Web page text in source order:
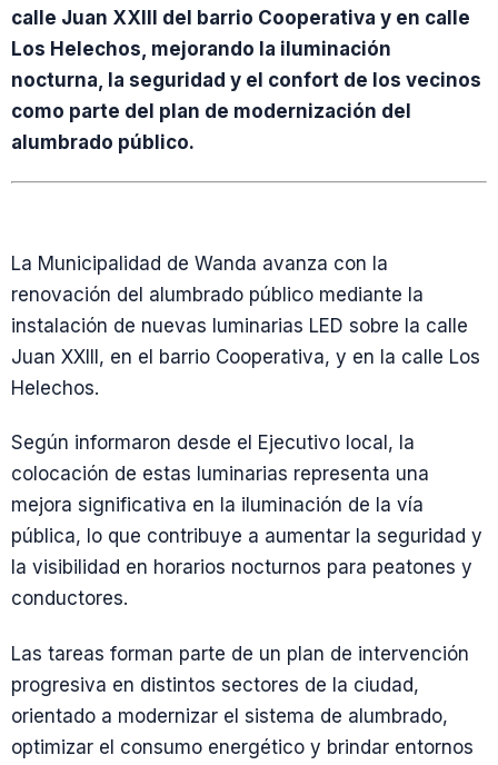
calle Juan XXIII del barrio Cooperativa y en calle
Los Helechos, mejorando la iluminación
nocturna, la seguridad y el confort de los vecinos
como parte del plan de modernización del
alumbrado público.
La Municipalidad de Wanda avanza con la
renovación del alumbrado público mediante la
instalación de nuevas luminarias LED sobre la calle
Juan XXIII, en el barrio Cooperativa, y en la calle Los
Helechos.
Según informaron desde el Ejecutivo local, la
colocación de estas luminarias representa una
mejora significativa en la iluminación de la vía
pública, lo que contribuye a aumentar la seguridad y
la visibilidad en horarios nocturnos para peatones y
conductores.
Las tareas forman parte de un plan de intervención
progresiva en distintos sectores de la ciudad,
orientado a modernizar el sistema de alumbrado,
optimizar el consumo energético y brindar entornos